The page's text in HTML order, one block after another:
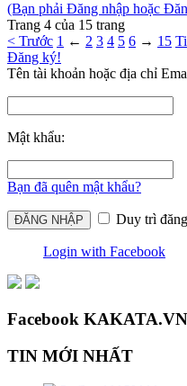
(Bạn phải Đăng nhập hoặc
Trang 4 của 15 trang
< Trước 1 ← 2 3 4 5 6 → 15
Đăng ký!
Tên tài khoản hoặc địa chỉ
Mật khẩu:
Bạn đã quên mật khẩu?
Duy trì
Login with Facebook
Facebook KAKATA.VN
TIN MỚI NHẤT